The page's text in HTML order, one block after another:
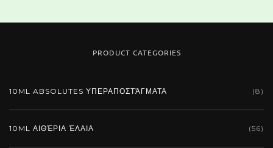
PRODUCT CATEGORIES
10ML ABSOLUTES ΥΠΕΡΑΠΟΣΤΆΓΜΑΤΑ (8)
10ML ΑΙΘΈΡΙΑ ΈΛΑΙΑ (56)